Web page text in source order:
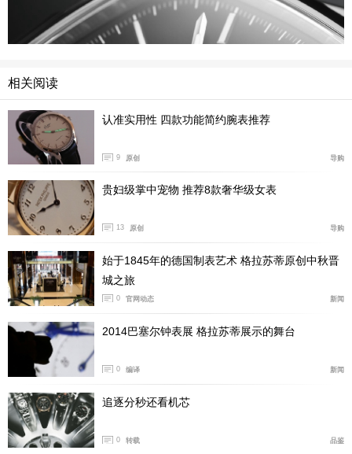
相关阅读
认准实用性 四款功能简约腕表推荐
9 原创 导购
贵妇级掌中宠物 推荐8款奢华级女表
13 原创 导购
始于1845年的德国制表艺术 格拉苏蒂原创中秋晋
城之旅
0 官网动态 新闻
2014巴塞尔钟表展 格拉苏蒂展示的舞台
0 编译 新闻
追逐分秒还看机芯
0 转载 品鉴